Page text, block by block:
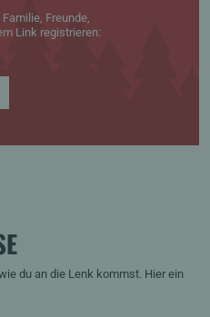
Freunde,
Link registrieren:
du an die Lenk kommst. Hier ein
ÄLTER?